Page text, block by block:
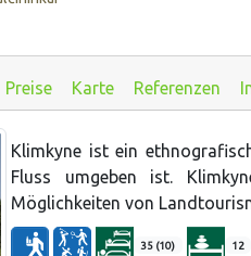
Preise Karte Referenzen
Klimkyne ist ein
Fluss umgeben ist.
Möglichkeiten von
35 (10) 12